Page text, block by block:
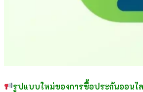
รูปแบบใหม่ของการซื้อประกันออนไ